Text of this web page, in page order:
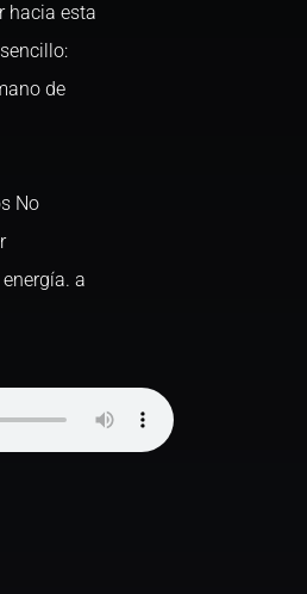
hacia esta
de
No
a